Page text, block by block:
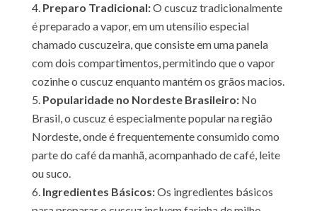
Preparo Tradicional:O cuscuz tradicionalmente
é preparado a vapor, em um utensílio especial
chamado cuscuzeira, que consiste em uma panela
com dois compartimentos, permitindo que o vapor
cozinhe o cuscuz enquanto mantém os grãos macios.
Popularidade no Nordeste Brasileiro:No
Brasil, o cuscuz é especialmente popular na região
Nordeste, onde é frequentemente consumido como
parte do café da manhã, acompanhado de café, leite
ou suco.
Ingredientes Básicos:Os ingredientes básicos